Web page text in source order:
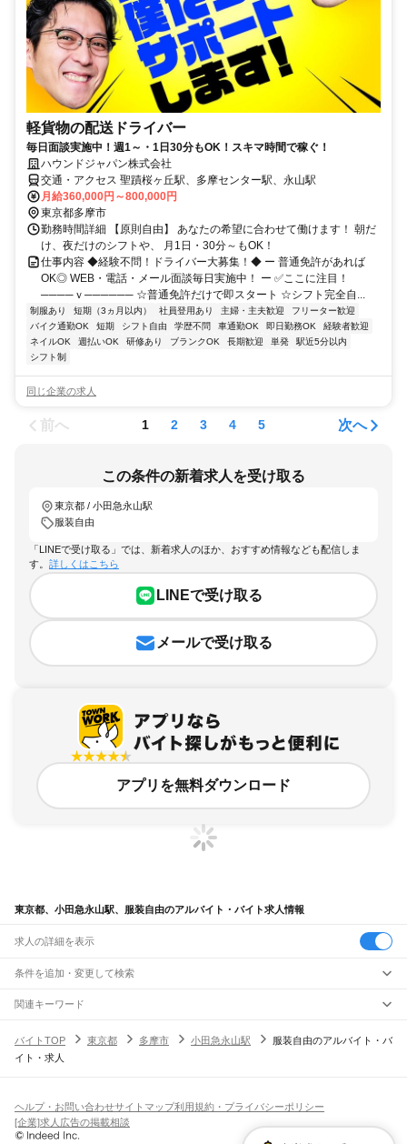
軽貨物の配送ドライバー
毎日面談実施中！週1～・1日30分もOK！スキマ時間で稼ぐ！
ハウンドジャパン株式会社
交通・アクセス 聖蹟桜ヶ丘駅、多摩センター駅、永山駅
月給360,000円～800,000円
東京都多摩市
勤務時間詳細 【原則自由】 あなたの希望に合わせて働けます！ 朝だ
け、夜だけのシフトや、 月1日・30分～もOK！
仕事内容 ◆経験不問！ドライバー大募集！◆ ー 普通免許があれば
OK◎ WEB・電話・メール面談毎日実施中！ ー ✅ここに注目！
────ｖ────── ☆普通免許だけで即スタート ☆シフト完全自...
制服あり 短期（3ヵ月以内） 社員登用あり 主婦・主夫歓迎
フリーター歓迎
バイク通勤OK
短期 シフト自由 学歴不問 車通勤OK 即日勤務OK
経験者歓迎
ネイルOK
週払いOK 研修あり ブランクOK 長期歓迎 単発
駅近5分以内
シフト制
同じ企業の求人
前へ 1 2 3 4 5 次へ
この条件の新着求人を受け取る
東京都 / 小田急永山駅
服装自由
「LINEで受け取る」では、新着求人のほか、おすすめ情報なども配信しま
す。 詳しくはこちら
LINEで受け取る
メールで受け取る
アプリを無料ダウンロード
東京都、小田急永山駅、服装自由のアルバイト・バイト求人情報
求人の詳細を表示
条件を追加・変更して検索
市区町村を追加・変更
東京都すべて
東京23区
江戸川区
八王子市立川市武蔵野市 昭島市調布市町田市小金井市
駅を追加・変更
JR山手線
大崎駅五反田駅目黒駅恵比寿駅 代々木駅新宿駅新大久保駅
高田馬場駅
田端駅 西日暮里駅
職種を追加・変更
飲食・フードサービスすべて
ホールスタッフキッチンスタッフ
パン屋（ベーカリー）
バー（BAR）・バーテンダー
人気
日払いOK高校生歓迎 髪型・髪色自由
雇用形態を追加・変更
関連キーワード
バイトTOP
東京都 多摩市 小田急永山駅
服装自由のアルバイト・バ
イト・求人
ヘルプ・お問い合わせサイトマップ利用規約・プライバシーポリシー
[企業]求人広告の掲載相談